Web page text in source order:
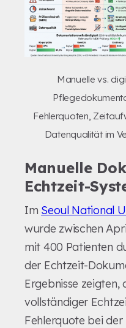
Manuelle vs.
Fehlerquoten,
Datenqualität im
Manuelle
Echtzeit-
Im Seoul National
wurde zwischen
mit 400 Patienten
der Echtzeit-
Ergebnisse
vollständiger
Fehlerquote bei der